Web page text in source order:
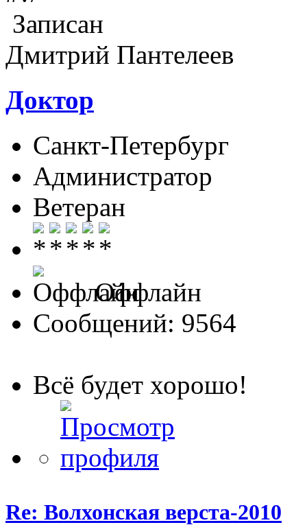
Записан
Дмитрий Пантелеев
Доктор
Санкт-Петербург
Администратор
Ветеран
Оффлайн
Сообщений: 9564
Всё будет хорошо!
Re: Волхонская верста-2010